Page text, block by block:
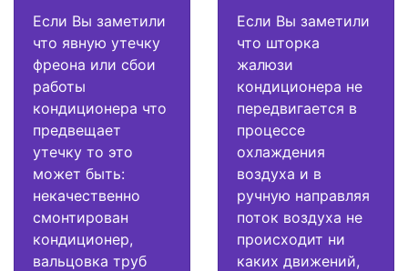
Если Вы заметили
что явную утечку
фреона или сбои
работы
кондиционера что
предвещает
утечку то это
может быть:
некачественно
смонтирован
кондиционер,
вальцовка труб
Если Вы заметили
что шторка
жалюзи
кондиционера не
передвигается в
процессе
охлаждения
воздуха и в
ручную направляя
поток воздуха не
происходит ни
каких движений,